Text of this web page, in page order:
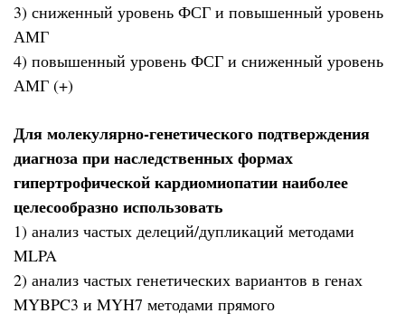
3) сниженный уровень ФСГ и повышенный уровень
АМГ
4) повышенный уровень ФСГ и сниженный уровень
АМГ (+)
Для молекулярно-генетического подтверждения
диагноза при наследственных формах
гипертрофической кардиомиопатии наиболее
целесообразно использовать
1) анализ частых делеций/дупликаций методами
MLPA
2) анализ частых генетических вариантов в генах
MYBPC3 и MYH7 методами прямого